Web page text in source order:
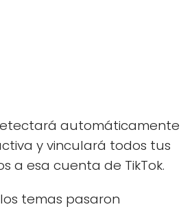
automáticamente
y vinculará todos tus
a esa cuenta de TikTok.
temas pasaron